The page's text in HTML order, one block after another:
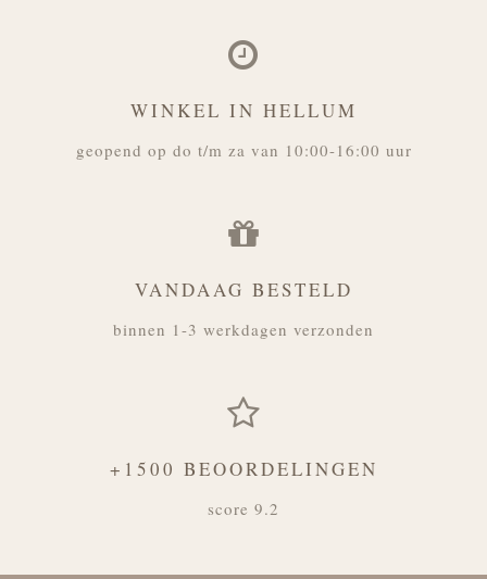
WINKEL IN HELLUM
geopend op do t/m za van 10:00-16:00 uur
VANDAAG BESTELD
binnen 1-3 werkdagen verzonden
+1500 BEOORDELINGEN
score 9.2